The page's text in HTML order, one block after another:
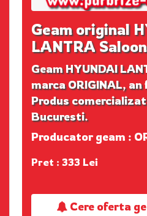
Geam original
LANTRA Saloon
Geam HYUNDAI
marca ORIGINAL,
Produs
Bucuresti.
Producator geam :
Pret : 333 Lei
Cere oferta